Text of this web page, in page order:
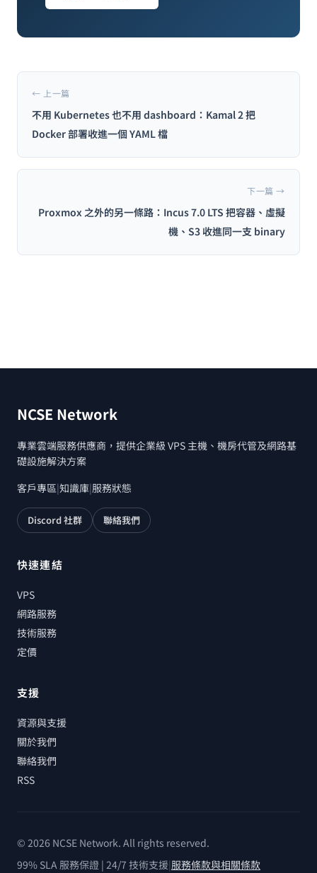
← 上一篇
不用 Kubernetes 也不用 dashboard：Kamal 2 把
Docker 部署收進一個 YAML 檔
下一篇 →
Proxmox 之外的另一條路：Incus 7.0 LTS 把容器、虛擬
機、S3 收進同一支 binary
NCSE Network
專業雲端服務供應商，提供企業級 VPS 主機、機房代管及網路基
礎設施解決方案
客戶專區|知識庫|服務狀態
Discord 社群 聯絡我們
快速連結
VPS
網路服務
技術服務
定價
支援
資源與支援
關於我們
聯絡我們
RSS
© 2026 NCSE Network. All rights reserved.
99% SLA 服務保證 | 24/7 技術支援|服務條款與相關條款